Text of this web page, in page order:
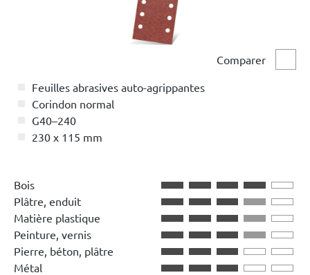
Comparer
Feuilles abrasives auto-agrippantes
Corindon normal
G40–240
230 x 115 mm
Bois
Plâtre, enduit
Matière plastique
Peinture, vernis
Pierre, béton, plâtre
Métal